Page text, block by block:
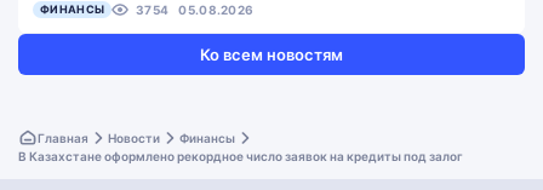
ФИНАНСЫ 3754 05.08.2026
Ко всем новостям
Главная Новости
Финансы
В Казахстане оформлено рекордное число заявок на кредиты под залог